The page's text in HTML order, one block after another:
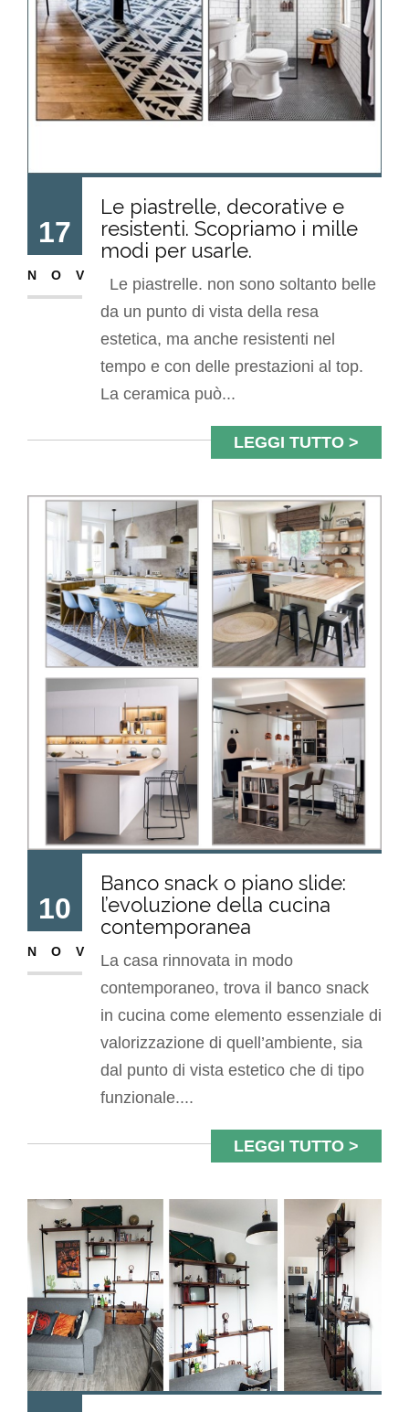
17
NOV
Le piastrelle, decorative e
resistenti. Scopriamo i mille
modi per usarle.
Le piastrelle. non sono soltanto belle
da un punto di vista della resa
estetica, ma anche resistenti nel
tempo e con delle prestazioni al top.
La ceramica può...
LEGGI TUTTO >
10
NOV
Banco snack o piano slide:
l’evoluzione della cucina
contemporanea
La casa rinnovata in modo
contemporaneo, trova il banco snack
in cucina come elemento essenziale di
valorizzazione di quell’ambiente, sia
dal punto di vista estetico che di tipo
funzionale....
LEGGI TUTTO >